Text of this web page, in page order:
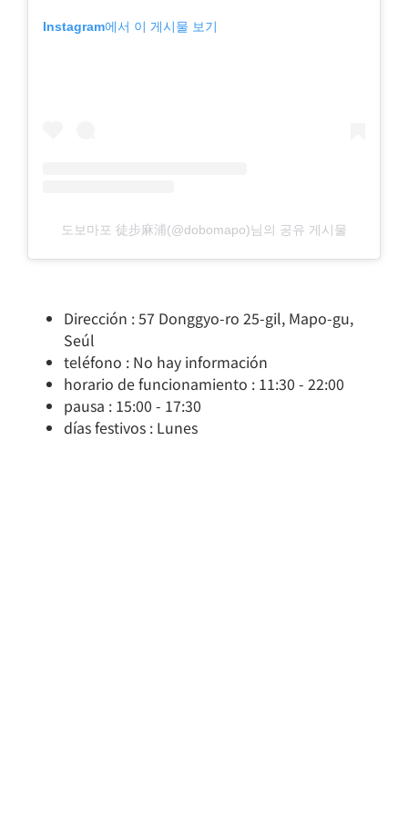
Instagram에서 이 게시물 보기
도보마포 徒步麻浦(@dobomapo)님의 공유 게시물
Dirección : 57 Donggyo-ro 25-gil, Mapo-gu,
Seúl
teléfono : No hay información
horario de funcionamiento : 11:30 - 22:00
pausa : 15:00 - 17:30
días festivos : Lunes